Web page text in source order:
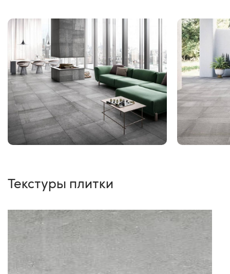
Текстуры плитки